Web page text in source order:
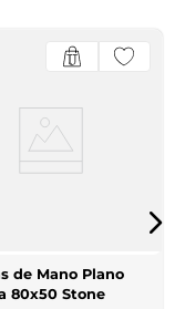
de Mano Plano
80x50 Stone